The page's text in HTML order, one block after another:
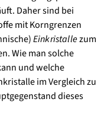
Daher sind bei
mit Korngrenzen
Einkristallezum
Wie man solche
und welche
im Vergleich zu
dieses